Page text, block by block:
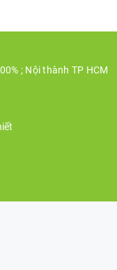
; Nội thành TP HCM